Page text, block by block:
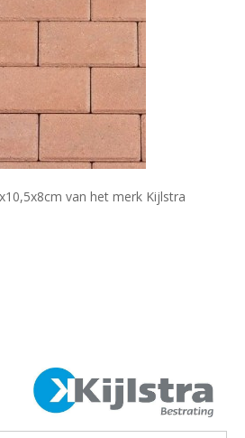
van het merk Kijlstra